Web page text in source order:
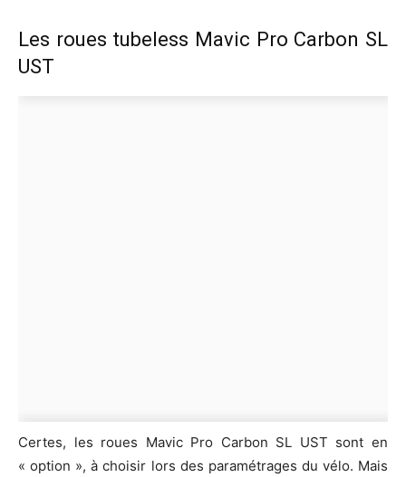
Les roues tubeless Mavic Pro Carbon SL
UST
Certes, les roues Mavic Pro Carbon SL UST sont en
« option », à choisir lors des paramétrages du vélo. Mais